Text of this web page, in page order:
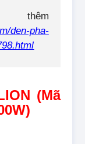
den-pha-
(Mã